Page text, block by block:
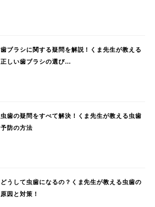
歯ブラシに関する疑問を解説！くま先生が教える
正しい歯ブラシの選び…
虫歯の疑問をすべて解決！くま先生が教える虫歯
予防の方法
どうして虫歯になるの？くま先生が教える虫歯の
原因と対策！